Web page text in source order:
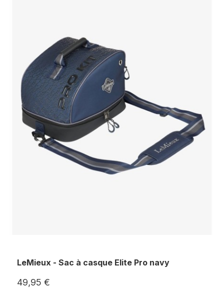
LeMieux - Sac à casque Elite Pro navy
49,95 €